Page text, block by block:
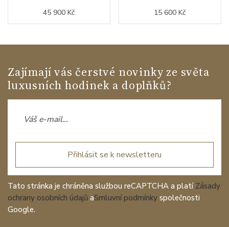
45 900 Kč 15 600 Kč
Zajímají vás čerstvé novinky ze světa
luxusních hodinek a doplňků?
Přihlásit se k newsletteru
Tato stránka je chráněna službou reCAPTCHA a platí Zásady
ochrany osobních údajů aSmluvní podmínky společnosti
Google.